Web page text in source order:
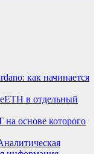
как начинается
в отдельный
на основе которого